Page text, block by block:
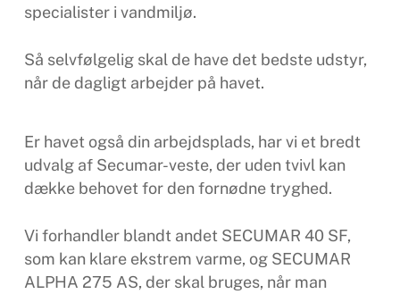
specialister i vandmiljø.
Så selvfølgelig skal de have det bedste udstyr,
når de dagligt arbejder på havet.
Er havet også din arbejdsplads, har vi et bredt
udvalg af Secumar-veste, der uden tvivl kan
dække behovet for den fornødne tryghed.
Vi forhandler blandt andet SECUMAR 40 SF,
som kan klare ekstrem varme, og SECUMAR
ALPHA 275 AS, der skal bruges, når man